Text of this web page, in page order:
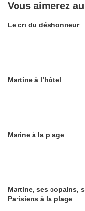
Vous aimerez
Le cri du déshonneur
Martine à l’hôtel
Marine à la plage
Martine, ses copains,
Parisiens à la plage